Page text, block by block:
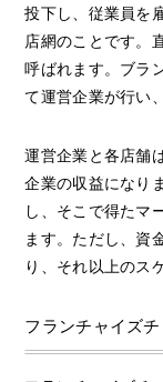
投下し、従業員を
店網のことです。
呼ばれます。ブラ
て運営企業が行い
運営企業と各店舗
企業の収益になり
し、そこで得たマ
ます。ただし、資
り、それ以上のス
フランチャイズチ